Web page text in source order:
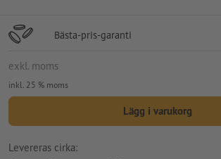
Bästa-pris-garanti
exkl. moms
inkl. 25 % moms
Lägg i varukorg
Levereras cirka: